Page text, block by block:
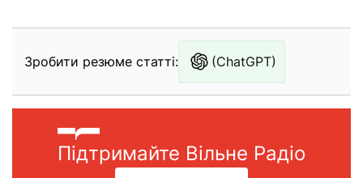
Зробити резюме статті: (ChatGPT)
Підтримайте Вільне Радіо